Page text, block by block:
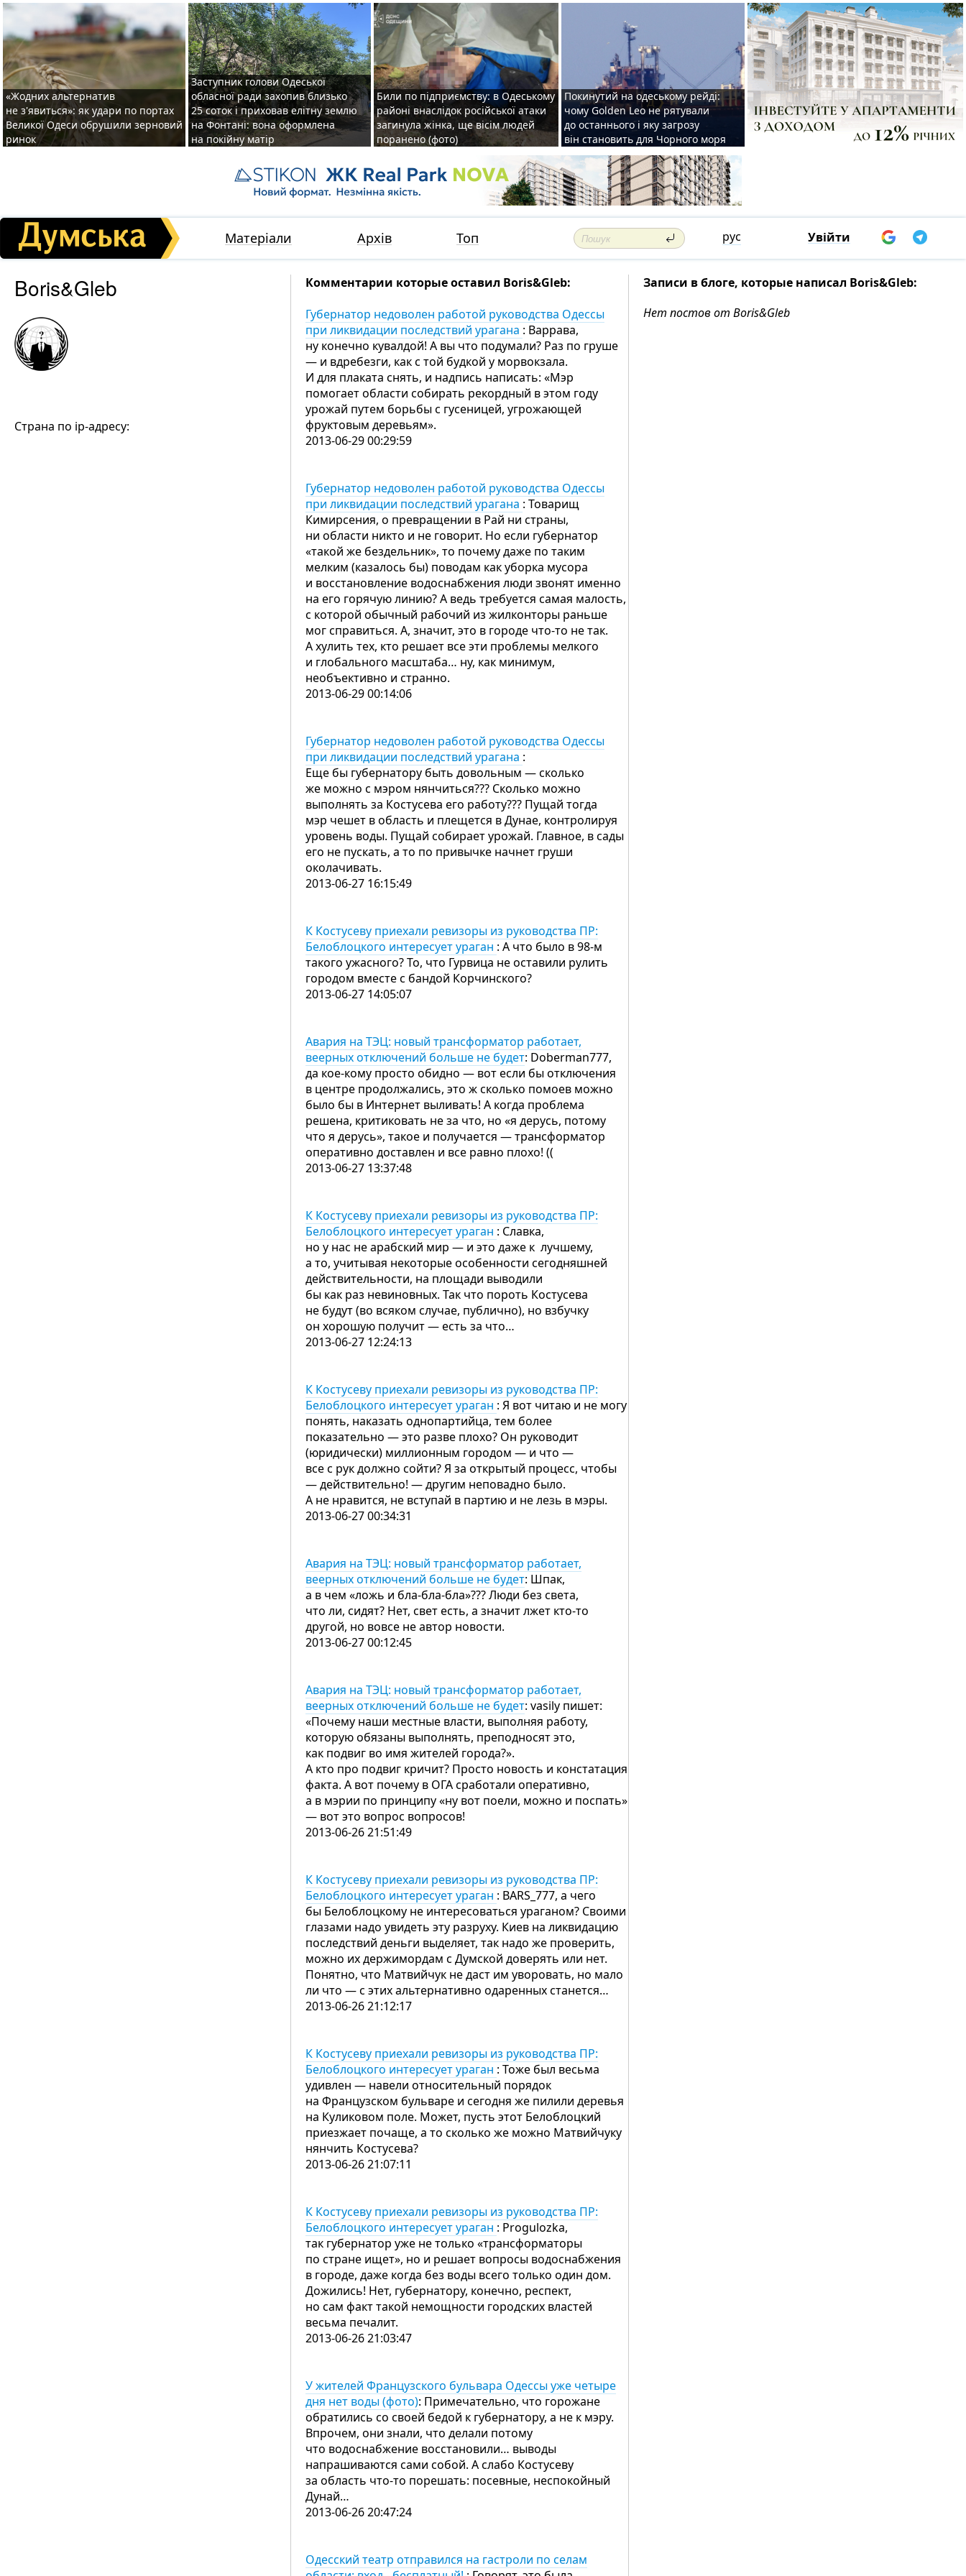
«Жодних альтернатив
не з'явиться»: як удари по портах
Великої Одеси обрушили зерновий
ринок
Заступник голови Одеської
обласної ради захопив близько
25 соток і приховав елітну землю
на Фонтані: вона оформлена
на покійну матір
Били по підприємству: в Одеському
районі внаслідок російської атаки
загинула жінка, ще вісім людей
поранено (фото)
Покинутий на одеському рейді:
чому Golden Leo не рятували
до останнього і яку загрозу
він становить для Чорного моря
Матеріали Архів Топ рус Увійти
Boris&Gleb
Страна по ip-адресу:
Комментарии которые оставил Boris&Gleb:
Губернатор недоволен работой руководства Одессы
при ликвидации последствий урагана : Варрава,
ну конечно кувалдой! А вы что подумали? Раз по груше
— и вдребезги, как с той будкой у морвокзала.
И для плаката снять, и надпись написать: «Мэр
помогает области собирать рекордный в этом году
урожай путем борьбы с гусеницей, угрожающей
фруктовым деревьям».
2013-06-29 00:29:59
Губернатор недоволен работой руководства Одессы
при ликвидации последствий урагана : Товарищ
Кимирсения, о превращении в Рай ни страны,
ни области никто и не говорит. Но если губернатор
«такой же бездельник», то почему даже по таким
мелким (казалось бы) поводам как уборка мусора
и восстановление водоснабжения люди звонят именно
на его горячую линию? А ведь требуется самая малость,
с которой обычный рабочий из жилконторы раньше
мог справиться. А, значит, это в городе что-то не так.
А хулить тех, кто решает все эти проблемы мелкого
и глобального масштаба… ну, как минимум,
необъективно и странно.
2013-06-29 00:14:06
Губернатор недоволен работой руководства Одессы
при ликвидации последствий урагана :
Еще бы губернатору быть довольным — сколько
же можно с мэром нянчиться??? Сколько можно
выполнять за Костусева его работу??? Пущай тогда
мэр чешет в область и плещется в Дунае, контролируя
уровень воды. Пущай собирает урожай. Главное, в сады
его не пускать, а то по привычке начнет груши
околачивать.
2013-06-27 16:15:49
К Костусеву приехали ревизоры из руководства ПР:
Белоблоцкого интересует ураган : А что было в 98-м
такого ужасного? То, что Гурвица не оставили рулить
городом вместе с бандой Корчинского?
2013-06-27 14:05:07
Авария на ТЭЦ: новый трансформатор работает,
веерных отключений больше не будет: Doberman777,
да кое-кому просто обидно — вот если бы отключения
в центре продолжались, это ж сколько помоев можно
было бы в Интернет выливать! А когда проблема
решена, критиковать не за что, но «я дерусь, потому
что я дерусь», такое и получается — трансформатор
оперативно доставлен и все равно плохо! ((
2013-06-27 13:37:48
К Костусеву приехали ревизоры из руководства ПР:
Белоблоцкого интересует ураган : Славка,
но у нас не арабский мир — и это даже к лучшему,
а то, учитывая некоторые особенности сегодняшней
действительности, на площади выводили
бы как раз невиновных. Так что пороть Костусева
не будут (во всяком случае, публично), но взбучку
он хорошую получит — есть за что…
2013-06-27 12:24:13
К Костусеву приехали ревизоры из руководства ПР:
Белоблоцкого интересует ураган : Я вот читаю и не могу
понять, наказать однопартийца, тем более
показательно — это разве плохо? Он руководит
(юридически) миллионным городом — и что —
все с рук должно сойти? Я за открытый процесс, чтобы
— действительно! — другим неповадно было.
А не нравится, не вступай в партию и не лезь в мэры.
2013-06-27 00:34:31
Авария на ТЭЦ: новый трансформатор работает,
веерных отключений больше не будет: Шпак,
а в чем «ложь и бла-бла-бла»??? Люди без света,
что ли, сидят? Нет, свет есть, а значит лжет кто-то
другой, но вовсе не автор новости.
2013-06-27 00:12:45
Авария на ТЭЦ: новый трансформатор работает,
веерных отключений больше не будет: vasily пишет:
«Почему наши местные власти, выполняя работу,
которую обязаны выполнять, преподносят это,
как подвиг во имя жителей города?».
А кто про подвиг кричит? Просто новость и констатация
факта. А вот почему в ОГА сработали оперативно,
а в мэрии по принципу «ну вот поели, можно и поспать»
— вот это вопрос вопросов!
2013-06-26 21:51:49
К Костусеву приехали ревизоры из руководства ПР:
Белоблоцкого интересует ураган : BARS_777, а чего
бы Белоблоцкому не интересоваться ураганом? Своими
глазами надо увидеть эту разруху. Киев на ликвидацию
последствий деньги выделяет, так надо же проверить,
можно их держимордам с Думской доверять или нет.
Понятно, что Матвийчук не даст им уворовать, но мало
ли что — с этих альтернативно одаренных станется…
2013-06-26 21:12:17
К Костусеву приехали ревизоры из руководства ПР:
Белоблоцкого интересует ураган : Тоже был весьма
удивлен — навели относительный порядок
на Французском бульваре и сегодня же пилили деревья
на Куликовом поле. Может, пусть этот Белоблоцкий
приезжает почаще, а то сколько же можно Матвийчуку
нянчить Костусева?
2013-06-26 21:07:11
К Костусеву приехали ревизоры из руководства ПР:
Белоблоцкого интересует ураган : Progulozka,
так губернатор уже не только «трансформаторы
по стране ищет», но и решает вопросы водоснабжения
в городе, даже когда без воды всего только один дом.
Дожились! Нет, губернатору, конечно, респект,
но сам факт такой немощности городских властей
весьма печалит.
2013-06-26 21:03:47
У жителей Французского бульвара Одессы уже четыре
дня нет воды (фото): Примечательно, что горожане
обратились со своей бедой к губернатору, а не к мэру.
Впрочем, они знали, что делали потому
что водоснабжение восстановили… выводы
напрашиваются сами собой. А слабо Костусеву
за область что-то порешать: посевные, неспокойный
Дунай…
2013-06-26 20:47:24
Одесский театр отправился на гастроли по селам
Записи в блоге, которые написал Boris&Gleb:
Нет постов от Boris&Gleb